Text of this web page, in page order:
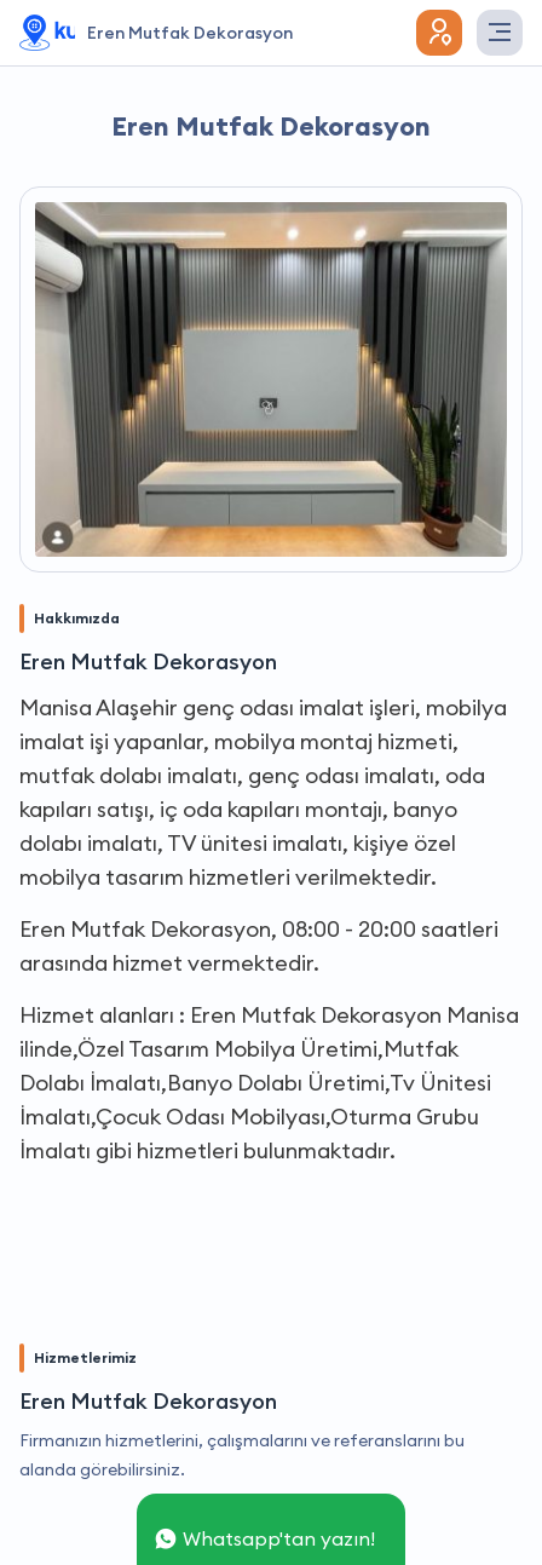
Eren Mutfak Dekorasyon
Eren Mutfak Dekorasyon
Hakkımızda
Eren Mutfak Dekorasyon
Manisa Alaşehir genç odası imalat işleri, mobilya
imalat işi yapanlar, mobilya montaj hizmeti,
mutfak dolabı imalatı, genç odası imalatı, oda
kapıları satışı, iç oda kapıları montajı, banyo
dolabı imalatı, TV ünitesi imalatı, kişiye özel
mobilya tasarım hizmetleri verilmektedir.
Eren Mutfak Dekorasyon, 08:00 - 20:00 saatleri
arasında hizmet vermektedir.
Hizmet alanları : Eren Mutfak Dekorasyon Manisa
ilinde,Özel Tasarım Mobilya Üretimi,Mutfak
Dolabı İmalatı,Banyo Dolabı Üretimi,Tv Ünitesi
İmalatı,Çocuk Odası Mobilyası,Oturma Grubu
İmalatı gibi hizmetleri bulunmaktadır.
Hizmetlerimiz
Eren Mutfak Dekorasyon
Firmanızın hizmetlerini, çalışmalarını ve referanslarını bu
alanda görebilirsiniz.
Whatsapp'tan yazın!